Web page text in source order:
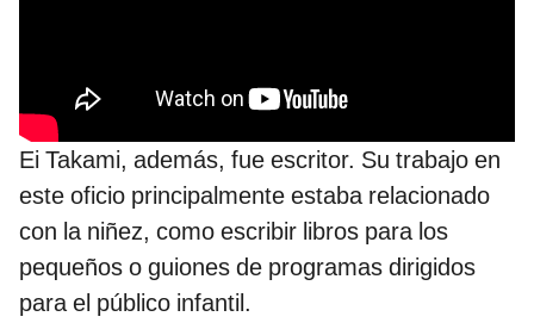
Ei Takami, además, fue escritor. Su trabajo en
este oficio principalmente estaba relacionado
con la niñez, como escribir libros para los
pequeños o guiones de programas dirigidos
para el público infantil.